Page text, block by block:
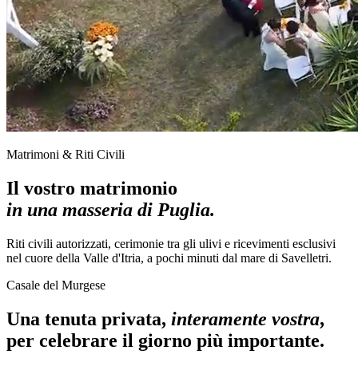
Matrimoni & Riti Civili
Il vostro matrimonio
in una masseria di Puglia.
Riti civili autorizzati, cerimonie tra gli ulivi e ricevimenti esclusivi
nel cuore della Valle d'Itria, a pochi minuti dal mare di Savelletri.
Casale del Murgese
Una tenuta privata, interamente vostra,
per celebrare il giorno più importante.